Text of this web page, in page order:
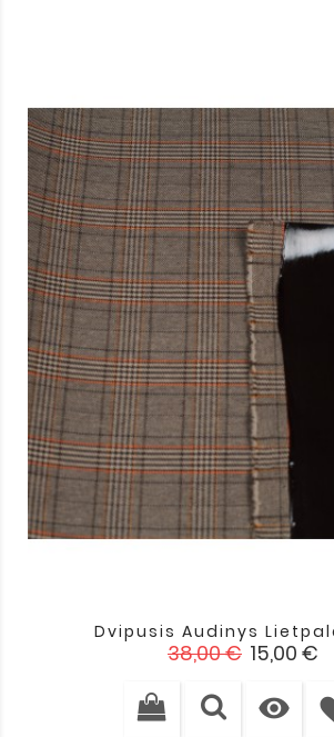
Dvipusis Audinys
Įprasta
38,00 € Kaina
15,00 €
